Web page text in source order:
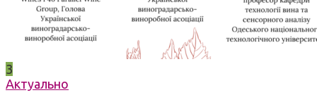
3
Актуально